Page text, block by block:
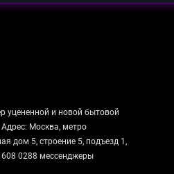
уцененной и новой бытовой
Адрес: Москва, метро
дом 5, строение 5, подъезд 1,
0288 мессенджеры